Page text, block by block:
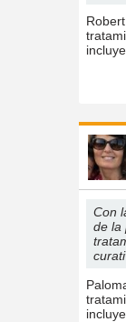
Con
de la